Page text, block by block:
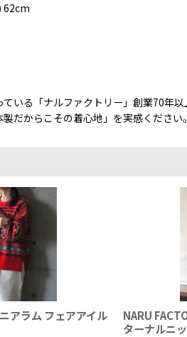
いる「ナルファクトリー」創業70年
だからこその着心地」を実感ください。
アラム フェアアイル
NARU
ターナルニ